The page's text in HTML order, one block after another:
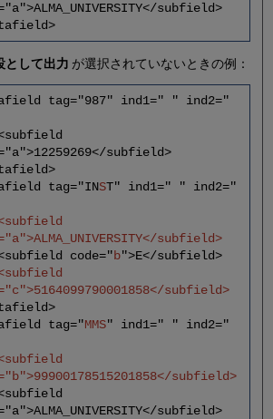
subfield>
として出力 が選択されていないときの例：
tag="987" ind1=" " ind2="
subfield>
tag="INST" ind1=" " ind2="
subfield>
code="b">E</subfield>
subfield>
tag="MMS" ind1=" " ind2="
subfield>
subfield>